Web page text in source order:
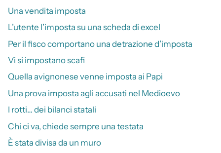
Una vendita imposta
L’utente l’imposta su una scheda di excel
Per il fisco comportano una detrazione d’imposta
Vi si impostano scafi
Quella avignonese venne imposta ai Papi
Una prova imposta agli accusati nel Medioevo
I rotti… dei bilanci statali
Chi ci va, chiede sempre una testata
È stata divisa da un muro